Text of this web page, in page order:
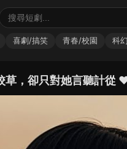
喜劇/搞笑 青春/校園 科
草，卻只對她言聽計